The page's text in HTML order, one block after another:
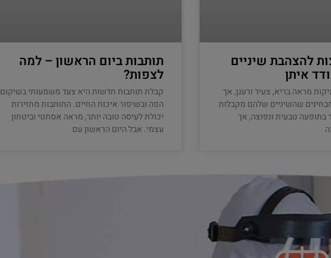
להצהבת שיניים
איתן
מראה בריא, צעיר ורענן, אך
שהשיניים שלהם מקבלות
בתופעה טבעית ונפוצה, אך
תותבות ביום הראשון – למה
לצפות?
קבלת תותבות חדשות היא צעד משמעותי בשיקום
הפה ובשיפור איכות החיים. התותבות מחזירות
יכולת לעיסה טובה יותר, מראה אסתטי וביטחון
עצמי. אבל היום הראשון עם